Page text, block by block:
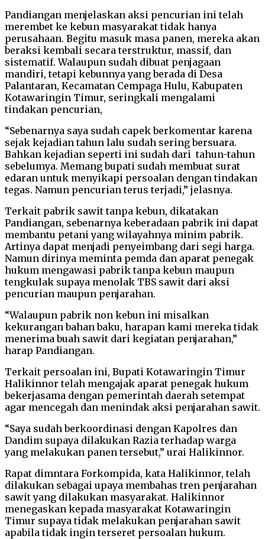
Pandiangan menjelaskan aksi pencurian ini telah
merembet ke kebun masyarakat tidak hanya
perusahaan. Begitu masuk masa panen, mereka akan
beraksi kembali secara terstruktur, massif, dan
sistematif. Walaupun sudah dibuat penjagaan
mandiri, tetapi kebunnya yang berada di Desa
Palantaran, Kecamatan Cempaga Hulu, Kabupaten
Kotawaringin Timur, seringkali mengalami
tindakan pencurian,
“Sebenarnya saya sudah capek berkomentar karena
sejak kejadian tahun lalu sudah sering bersuara.
Bahkan kejadian seperti ini sudah dari tahun-tahun
sebelumya. Memang bupati sudah membuat surat
edaran untuk menyikapi persoalan dengan tindakan
tegas. Namun pencurian terus terjadi,” jelasnya.
Terkait pabrik sawit tanpa kebun, dikatakan
Pandiangan, sebenarnya keberadaan pabrik ini dapat
membantu petani yang wilayahnya minim pabrik.
Artinya dapat menjadi penyeimbang dari segi harga.
Namun dirinya meminta pemda dan aparat penegak
hukum mengawasi pabrik tanpa kebun maupun
tengkulak supaya menolak TBS sawit dari aksi
pencurian maupun penjarahan.
“Walaupun pabrik non kebun ini misalkan
kekurangan bahan baku, harapan kami mereka tidak
menerima buah sawit dari kegiatan penjarahan,”
harap Pandiangan.
Terkait persoalan ini, Bupati Kotawaringin Timur
Halikinnor telah mengajak aparat penegak hukum
bekerjasama dengan pemerintah daerah setempat
agar mencegah dan menindak aksi penjarahan sawit.
“Saya sudah berkoordinasi dengan Kapolres dan
Dandim supaya dilakukan Razia terhadap warga
yang melakukan panen tersebut,” urai Halikinnor.
Rapat dimntara Forkompida, kata Halikinnor, telah
dilakukan sebagai upaya membahas tren penjarahan
sawit yang dilakukan masyarakat. Halikinnor
menegaskan kepada masyarakat Kotawaringin
Timur supaya tidak melakukan penjarahan sawit
apabila tidak ingin terseret persoalan hukum.